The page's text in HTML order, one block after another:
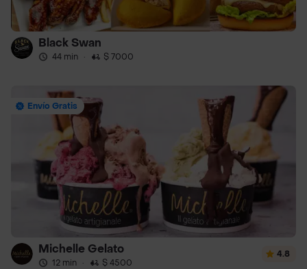
Black Swan
44 min · $ 7000
Envío Gratis
Michelle Gelato
12 min · $ 4500
4.8